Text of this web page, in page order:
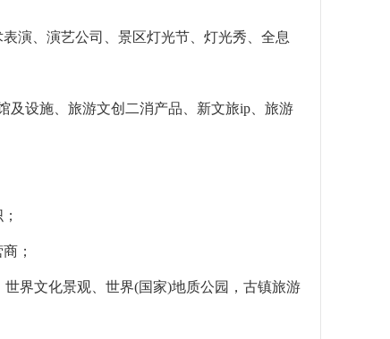
演、演艺公司、景区灯光节、灯光秀、全息
及设施、旅游文创二消产品、新文旅ip、旅游
；
界文化景观、世界(国家)地质公园，古镇旅游